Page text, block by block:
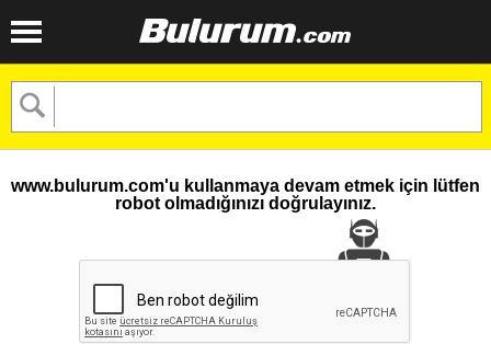
www.bulurum.com'u kullanmaya devam etmek için lütfen
robot olmadığınızı doğrulayınız.